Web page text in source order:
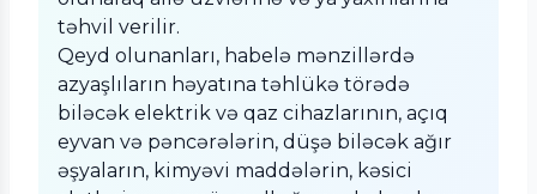
təhvil verilir.
Qeyd olunanları, habelə mənzillərdə
azyaşlıların həyatına təhlükə törədə
biləcək elektrik və qaz cihazlarının, açıq
eyvan və pəncərələrin, düşə biləcək ağır
əşyaların, kimyəvi maddələrin, kəsici